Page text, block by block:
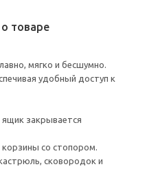
товаре
мягко и бесшумно.
удобный доступ к
закрывается
со стопором.
сковородок и